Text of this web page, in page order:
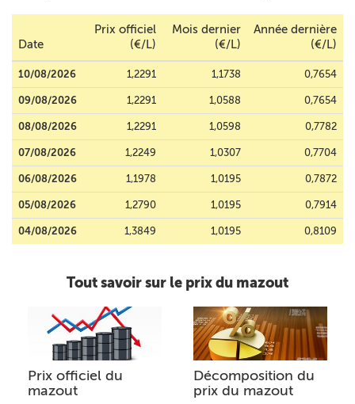
Date
Prix officiel
(€/L)
Mois dernier
(€/L)
Année dernière
(€/L)
10/08/2026 1,2291 1,1738 0,7654
09/08/2026 1,2291 1,0588 0,7654
08/08/2026 1,2291 1,0598 0,7782
07/08/2026 1,2249 1,0307 0,7704
06/08/2026 1,1978 1,0195 0,7872
05/08/2026 1,2790 1,0195 0,7914
04/08/2026 1,3849 1,0195 0,8109
Tout savoir sur le prix du mazout
Prix officiel du
mazout
Décomposition du
prix du mazout